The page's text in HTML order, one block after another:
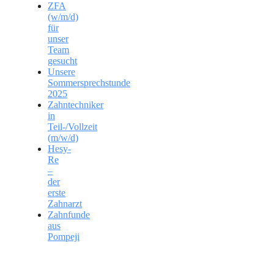
ZFA
(w/m/d)
für
unser
Team
gesucht
Unsere
Sommersprechstunde
2025
Zahntechniker
in
Teil-/Vollzeit
(m/w/d)
Hesy-
Re
–
der
erste
Zahnarzt
Zahnfunde
aus
Pompeji